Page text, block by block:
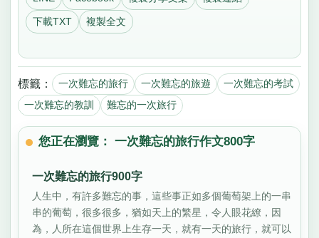
下載TXT 複製全文
標籤： 一次難忘的旅行 一次難忘的旅遊
一次難忘的考試
一次難忘的教訓
難忘的一次旅行
您正在瀏覽： 一次難忘的旅行作文800字
一次難忘的旅行900字
人生中，有許多難忘的事，這些事正如多個葡萄架上的一串
串的葡萄，很多很多，猶如天上的繁星，令人眼花繚，因
為，人所在這個世界上生存一天，就有一天的旅行，就可以